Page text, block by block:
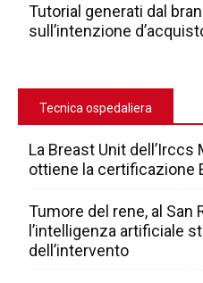
Tutorial generati dal
sull’intenzione
Tecnica ospedaliera
La Breast Unit dell’Irccs
ottiene la certificazione
Tumore del rene, al San
l’intelligenza artificiale
dell’intervento